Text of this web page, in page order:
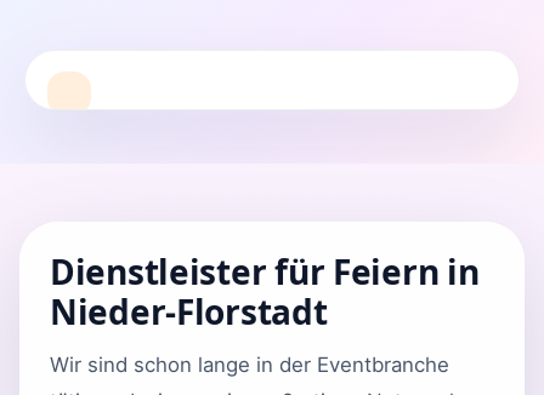
Dienstleister für Feiern in
Nieder-Florstadt
Wir sind schon lange in der Eventbranche